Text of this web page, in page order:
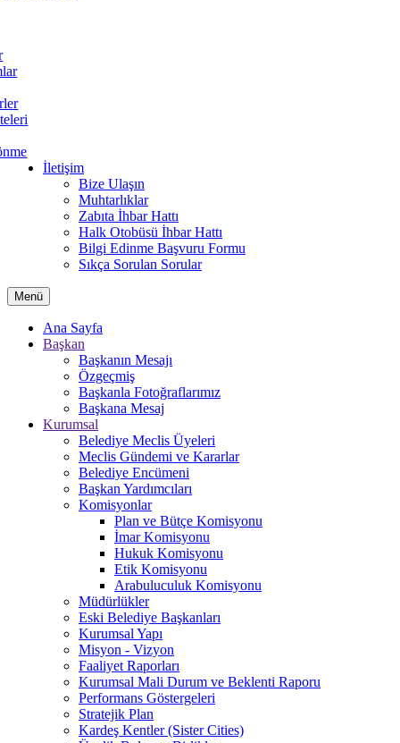
İletişim
Bize Ulaşın
Muhtarlıklar
Zabıta İhbar Hattı
Halk Otobüsü İhbar Hattı
Bilgi Edinme Başvuru Formu
Sıkça Sorulan Sorular
Menü
Ana Sayfa
Başkan
Başkanın Mesajı
Özgeçmiş
Başkanla Fotoğraflarımız
Başkana Mesaj
Kurumsal
Belediye Meclis Üyeleri
Meclis Gündemi ve Kararlar
Belediye Encümeni
Başkan Yardımcıları
Komisyonlar
Plan ve Bütçe Komisyonu
İmar Komisyonu
Hukuk Komisyonu
Etik Komisyonu
Arabuluculuk Komisyonu
Müdürlükler
Eski Belediye Başkanları
Kurumsal Yapı
Misyon - Vizyon
Faaliyet Raporları
Kurumsal Mali Durum ve Beklenti Raporu
Performans Göstergeleri
Stratejik Plan
Kardeş Kentler (Sister Cities)